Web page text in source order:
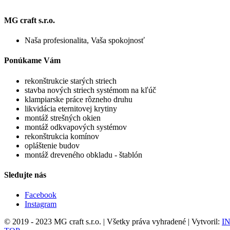
MG craft s.r.o.
Naša profesionalita, Vaša spokojnosť
Ponúkame Vám
rekonštrukcie starých striech
stavba nových striech systémom na kľúč
klampiarske práce rôzneho druhu
likvidácia eternitovej krytiny
montáž strešných okien
montáž odkvapových systémov
rekonštrukcia komínov
opláštenie budov
montáž dreveného obkladu - štablón
Sledujte nás
Facebook
Instagram
© 2019 - 2023 MG craft s.r.o. | Všetky práva vyhradené | Vytvoril: